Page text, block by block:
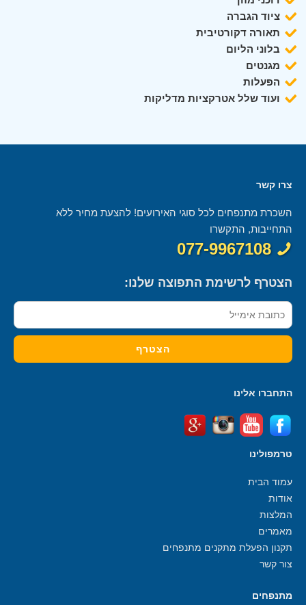
ציוד הגברה
תאורה דקורטיבית
בלוני הליום
מגנטים
הפעלות
ועוד שלל אטרקציות מדליקות
צרו קשר
השכרת מתנפחים לכל סוגי האירועים! להצעת מחיר ללא
התחייבות, התקשרו
077-9967108
הצטרף לרשימת התפוצה שלנו:
התחברו אלינו
טרמפולינו
עמוד הבית
אודות
המלצות
מאמרים
תקנון הפעלת מתקנים מתנפחים
צור קשר
מתנפחים